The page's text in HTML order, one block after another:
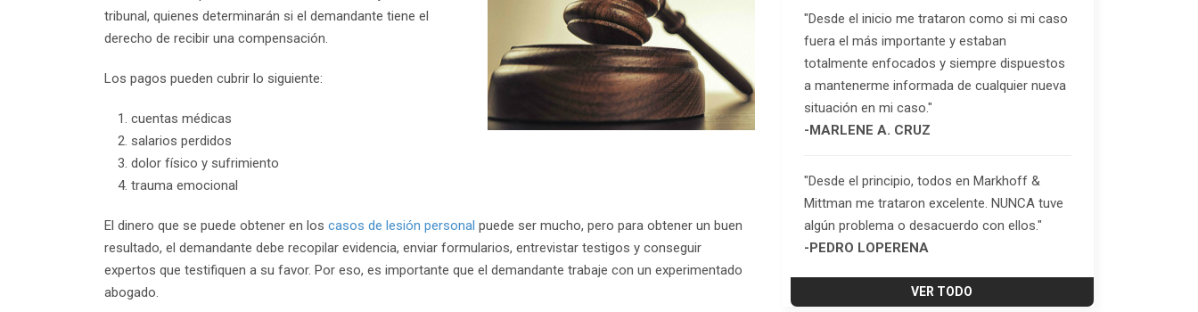
tribunal, quienes determinarán si el demandante tiene el
derecho de recibir una compensación.
Los pagos pueden cubrir lo siguiente:
cuentas médicas
salarios perdidos
dolor físico y sufrimiento
trauma emocional
El dinero que se puede obtener en los casos de lesión personal puede ser mucho, pero para obtener un buen
resultado, el demandante debe recopilar evidencia, enviar formularios, entrevistar testigos y conseguir
expertos que testifiquen a su favor. Por eso, es importante que el demandante trabaje con un experimentado
abogado.
"Desde el inicio me trataron como si mi caso
fuera el más importante y estaban
totalmente enfocados y siempre dispuestos
a mantenerme informada de cualquier nueva
situación en mi caso."
-MARLENE A. CRUZ
"Desde el principio, todos en Markhoff &
Mittman me trataron excelente. NUNCA tuve
algún problema o desacuerdo con ellos."
-PEDRO LOPERENA
VER TODO